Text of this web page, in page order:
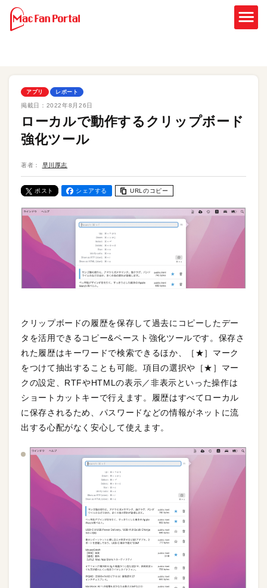
アプリ レポート
掲載日： 2022年8月26日
ローカルで動作するクリップボード
強化ツール
著者： 早川厚志
ポスト シェアする URLのコピー
クリップボードの履歴を保存して過去にコピーしたデー
タを活用できるコピー&ペースト強化ツールです。保存さ
れた履歴はキーワードで検索できるほか、［★］マーク
をつけて抽出することも可能。項目の選択や［★］マー
クの設定、RTFやHTMLの表示／非表示といった操作は
ショートカットキーで行えます。履歴はすべてローカル
に保存されるため、パスワードなどの情報がネットに流
出する心配がなく安心して使えます。